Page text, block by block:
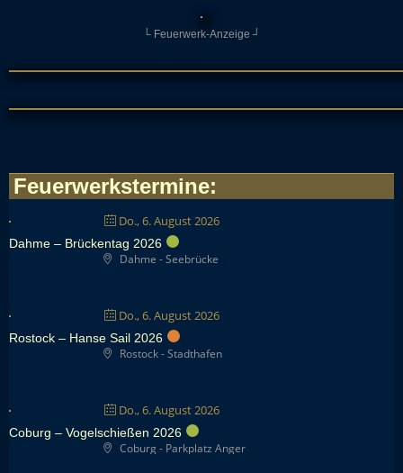
└ Feuerwerk-Anzeige ┘
Feuerwerkstermine:
Do., 6. August 2026
Dahme – Brückentag 2026
Dahme - Seebrücke
Do., 6. August 2026
Rostock – Hanse Sail 2026
Rostock - Stadthafen
Do., 6. August 2026
Coburg – Vogelschießen 2026
Coburg - Parkplatz Anger